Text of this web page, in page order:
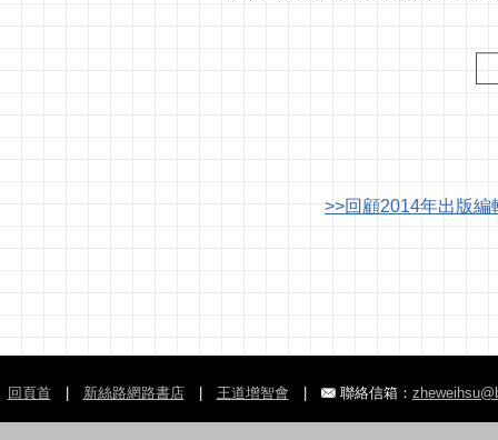
>>回顧2014年出版
回頁首| 新絲路網路書店| 王道增智會 聯絡信箱：